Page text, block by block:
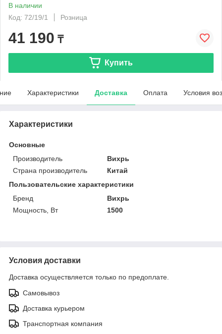
В наличии
Код: 72/19/1
Розница
41 190 ₸
Купить
Характеристики Доставка Оплата Условия
Характеристики
Основные
Производитель
Вихрь
Страна производитель
Китай
Пользовательские характеристики
Бренд
Вихрь
Мощность, Вт
1500
Условия доставки
Доставка осуществляется только по предоплате.
Самовывоз
Доставка курьером
Транспортная компания